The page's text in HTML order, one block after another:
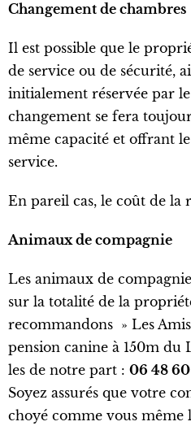
Changement de chambres
Il est possible que le
de service ou de sécurité,
initialement réservée par
changement se fera
même capacité et offrant
service.
En pareil cas, le coût de la
Animaux de compagnie
Les animaux de
sur la totalité de la
recommandons » Les
pension canine à 150m du
les de notre part : 06 48
Soyez assurés que votre
choyé comme vous même